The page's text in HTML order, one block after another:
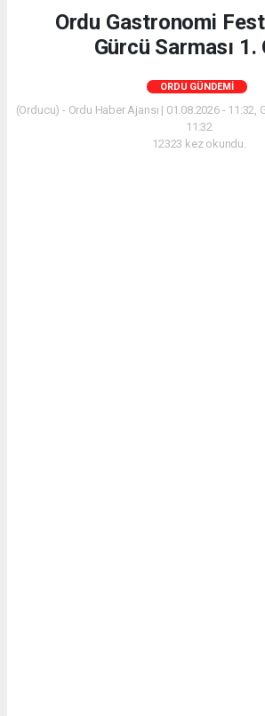
Ordu Gastronomi
Gürcü Sarması 1.
ORDU GÜNDEMI
(Orducu) - Ordu Haber Ajansı | 01.08.2026 - 11:32,
11:32
12323 kez okundu.